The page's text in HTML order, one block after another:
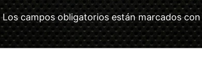
Los campos obligatorios están marcados